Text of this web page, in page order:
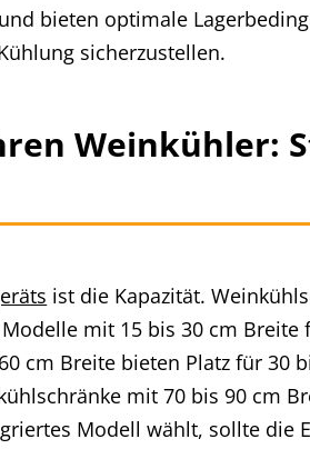
bieten optimale
sicherzustellen.
Weinkühler:
ist die Kapazität.
mit 15 bis 30 cm
cm Breite bieten Platz für 30
mit 70 bis 90 cm
Modell wählt, sollte die